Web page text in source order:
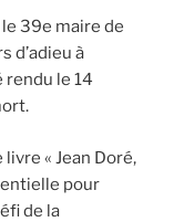
39e maire de
d’adieu à
rendu le 14
« Jean Doré,
pour
de la